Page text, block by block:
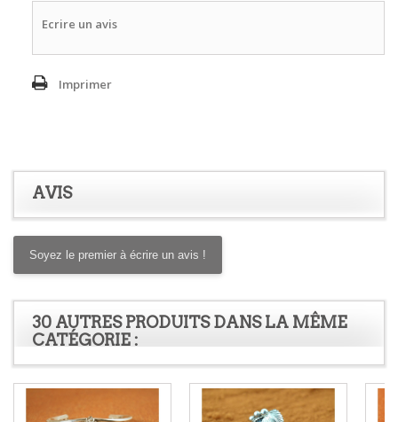
Ecrire un avis
Imprimer
AVIS
Soyez le premier à écrire un avis !
30 AUTRES PRODUITS DANS LA MÊME
CATÉGORIE :